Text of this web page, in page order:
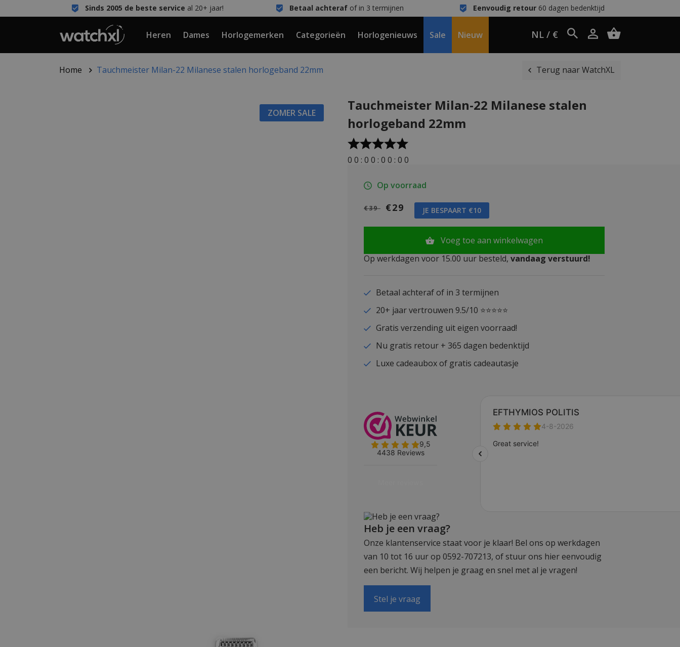
Sinds 2005 de beste service al 20+ jaar! Betaal achterafof in 3 termijnen Eenvoudig retour60 dagen bedenktijd
Heren Dames Horlogemerken Categorieën Horlogenieuws Sale Nieuw NL / €
Home Tauchmeister Milan-22 Milanese stalen horlogeband 22mm Terug naar WatchXL
ZOMER SALE
Tauchmeister Milan-22 Milanese stalen
horlogeband 22mm
0 0 : 0 0 : 0 0 : 0 0
Op voorraad
€39 €29 JE BESPAART €10
Voeg toe aan winkelwagen
Op werkdagen voor 15.00 uur besteld, vandaag verstuurd!
Betaal achteraf of in 3 termijnen
20+ jaar vertrouwen 9.5/10 ⭐⭐⭐⭐⭐
Gratis verzending uit eigen voorraad!
Nu gratis retour + 365 dagen bedenktijd
Luxe cadeaubox of gratis cadeautasje
Heb je een vraag?
Onze klantenservice staat voor je klaar! Bel ons op werkdagen
van 10 tot 16 uur op 0592-707213, of stuur ons hier eenvoudig
een bericht. Wij helpen je graag en snel met al je vragen!
Stel je vraag